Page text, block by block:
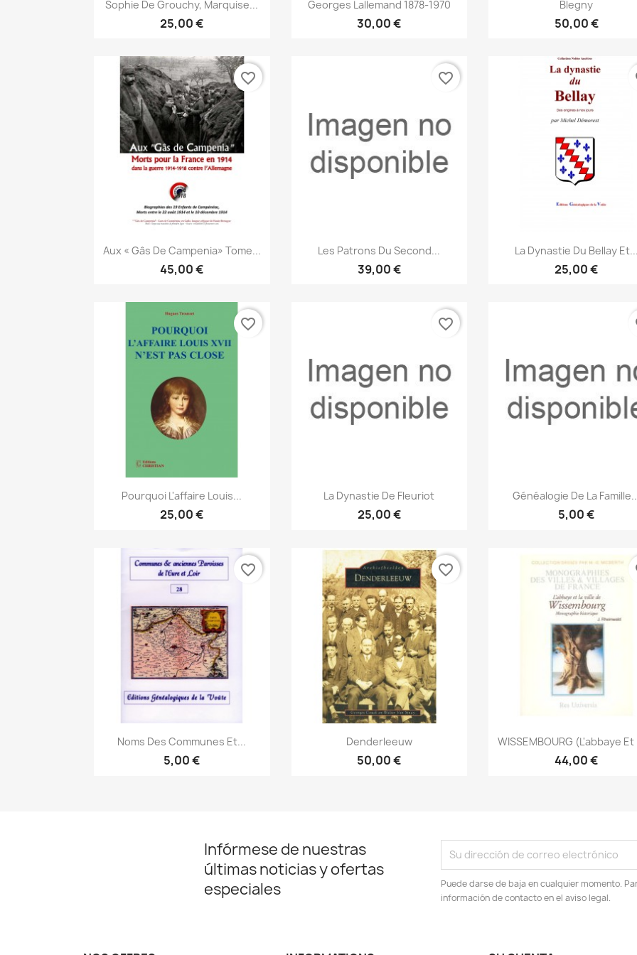
Sophie De Grouchy, Marquise...
25,00 €
Georges Lallemand 1878-1970
30,00 €
Blegny
50,00 €
Vista rápida
Aux « Gâs De Campenia» Tome...
45,00 €
favorite_border
Vista rápida
Les Patrons Du Second...
39,00 €
favorite_border
Vista rápida
La Dynastie Du Bellay Et...
25,00 €
Vista rápida
Pourquoi L'affaire Louis...
25,00 €
favorite_border
Vista rápida
La Dynastie De Fleuriot
25,00 €
favorite_border
Vista rápida
Généalogie De La
5,00 €
Vista rápida
Noms Des Communes Et...
5,00 €
favorite_border
Vista rápida
Denderleeuw
50,00 €
favorite_border
Vista rápida
WISSEMBOURG (L'abbaye Et
44,00 €
Infórmese de nuestras
últimas noticias y ofertas
especiales
Puede darse de baja en cualquier momento.
información de contacto en el aviso legal.